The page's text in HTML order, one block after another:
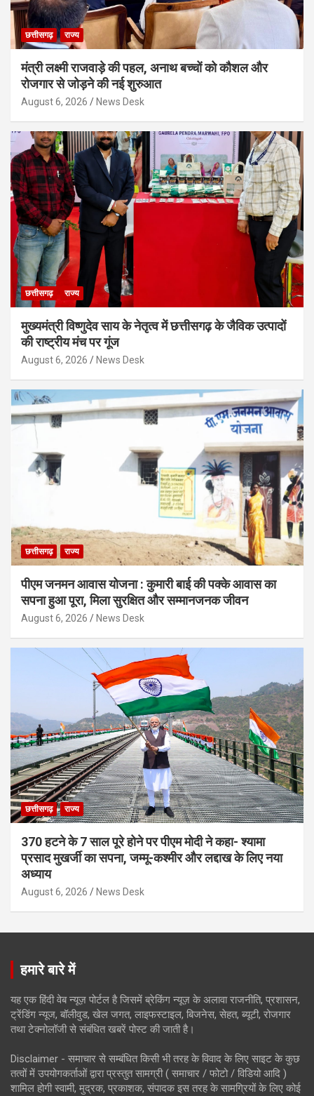
छत्तीसगढ़ राज्य
मंत्री लक्ष्मी राजवाड़े की पहल, अनाथ बच्चों को कौशल और
रोजगार से जोड़ने की नई शुरुआत
August 6, 2026 News Desk
छत्तीसगढ़ राज्य
मुख्यमंत्री विष्णुदेव साय के नेतृत्व में छत्तीसगढ़ के जैविक उत्पादों
की राष्ट्रीय मंच पर गूंज
August 6, 2026 News Desk
छत्तीसगढ़ राज्य
पीएम जनमन आवास योजना : कुमारी बाई की पक्के आवास का
सपना हुआ पूरा, मिला सुरक्षित और सम्मानजनक जीवन
August 6, 2026 News Desk
छत्तीसगढ़ राज्य
370 हटने के 7 साल पूरे होने पर पीएम मोदी ने कहा- श्यामा
प्रसाद मुखर्जी का सपना, जम्मू-कश्मीर और लद्दाख के लिए नया
अध्याय
August 6, 2026 News Desk
हमारे बारे में
यह एक हिंदी वेब न्यूज़ पोर्टल है जिसमें ब्रेकिंग न्यूज़ के अलावा राजनीति, प्रशासन,
ट्रेंडिंग न्यूज, बॉलीवुड, खेल जगत, लाइफस्टाइल, बिजनेस, सेहत, ब्यूटी, रोजगार
तथा टेक्नोलॉजी से संबंधित खबरें पोस्ट की जाती है।
Disclaimer - समाचार से सम्बंधित किसी भी तरह के विवाद के लिए साइट के कुछ
तत्वों में उपयोगकर्ताओं द्वारा प्रस्तुत सामग्री ( समाचार / फोटो / विडियो आदि )
शामिल होगी स्वामी, मुद्रक, प्रकाशक, संपादक इस तरह के सामग्रियों के लिए कोई